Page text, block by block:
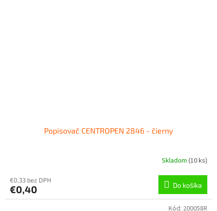
Popisovač CENTROPEN 2846 - čierny
Skladom (10 ks)
€0,33 bez DPH
€0,40 Do košíka
Kód: 200058R